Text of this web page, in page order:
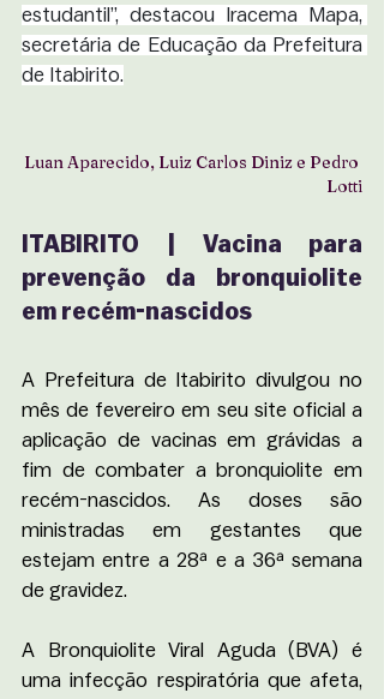
estudantil”, destacou Iracema Mapa,
secretária de Educação da Prefeitura
de Itabirito.
Luan Aparecido, Luiz Carlos Diniz e Pedro
Lotti
ITABIRITO | Vacina para
prevenção da bronquiolite
em recém-nascidos
A Prefeitura de Itabirito divulgou no
mês de fevereiro em seu site oficial a
aplicação de vacinas em grávidas a
fim de combater a bronquiolite em
recém-nascidos. As doses são
ministradas em gestantes que
estejam entre a 28ª e a 36ª semana
de gravidez.
A Bronquiolite Viral Aguda (BVA) é
uma infecção respiratória que afeta,